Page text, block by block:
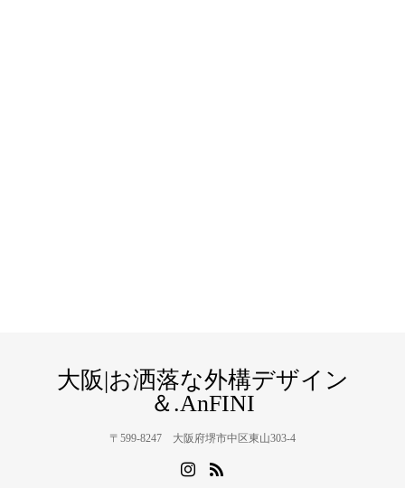
大阪|お洒落な外構デザイン
＆.AnFINI
〒599-8247 大阪府堺市中区東山303-4